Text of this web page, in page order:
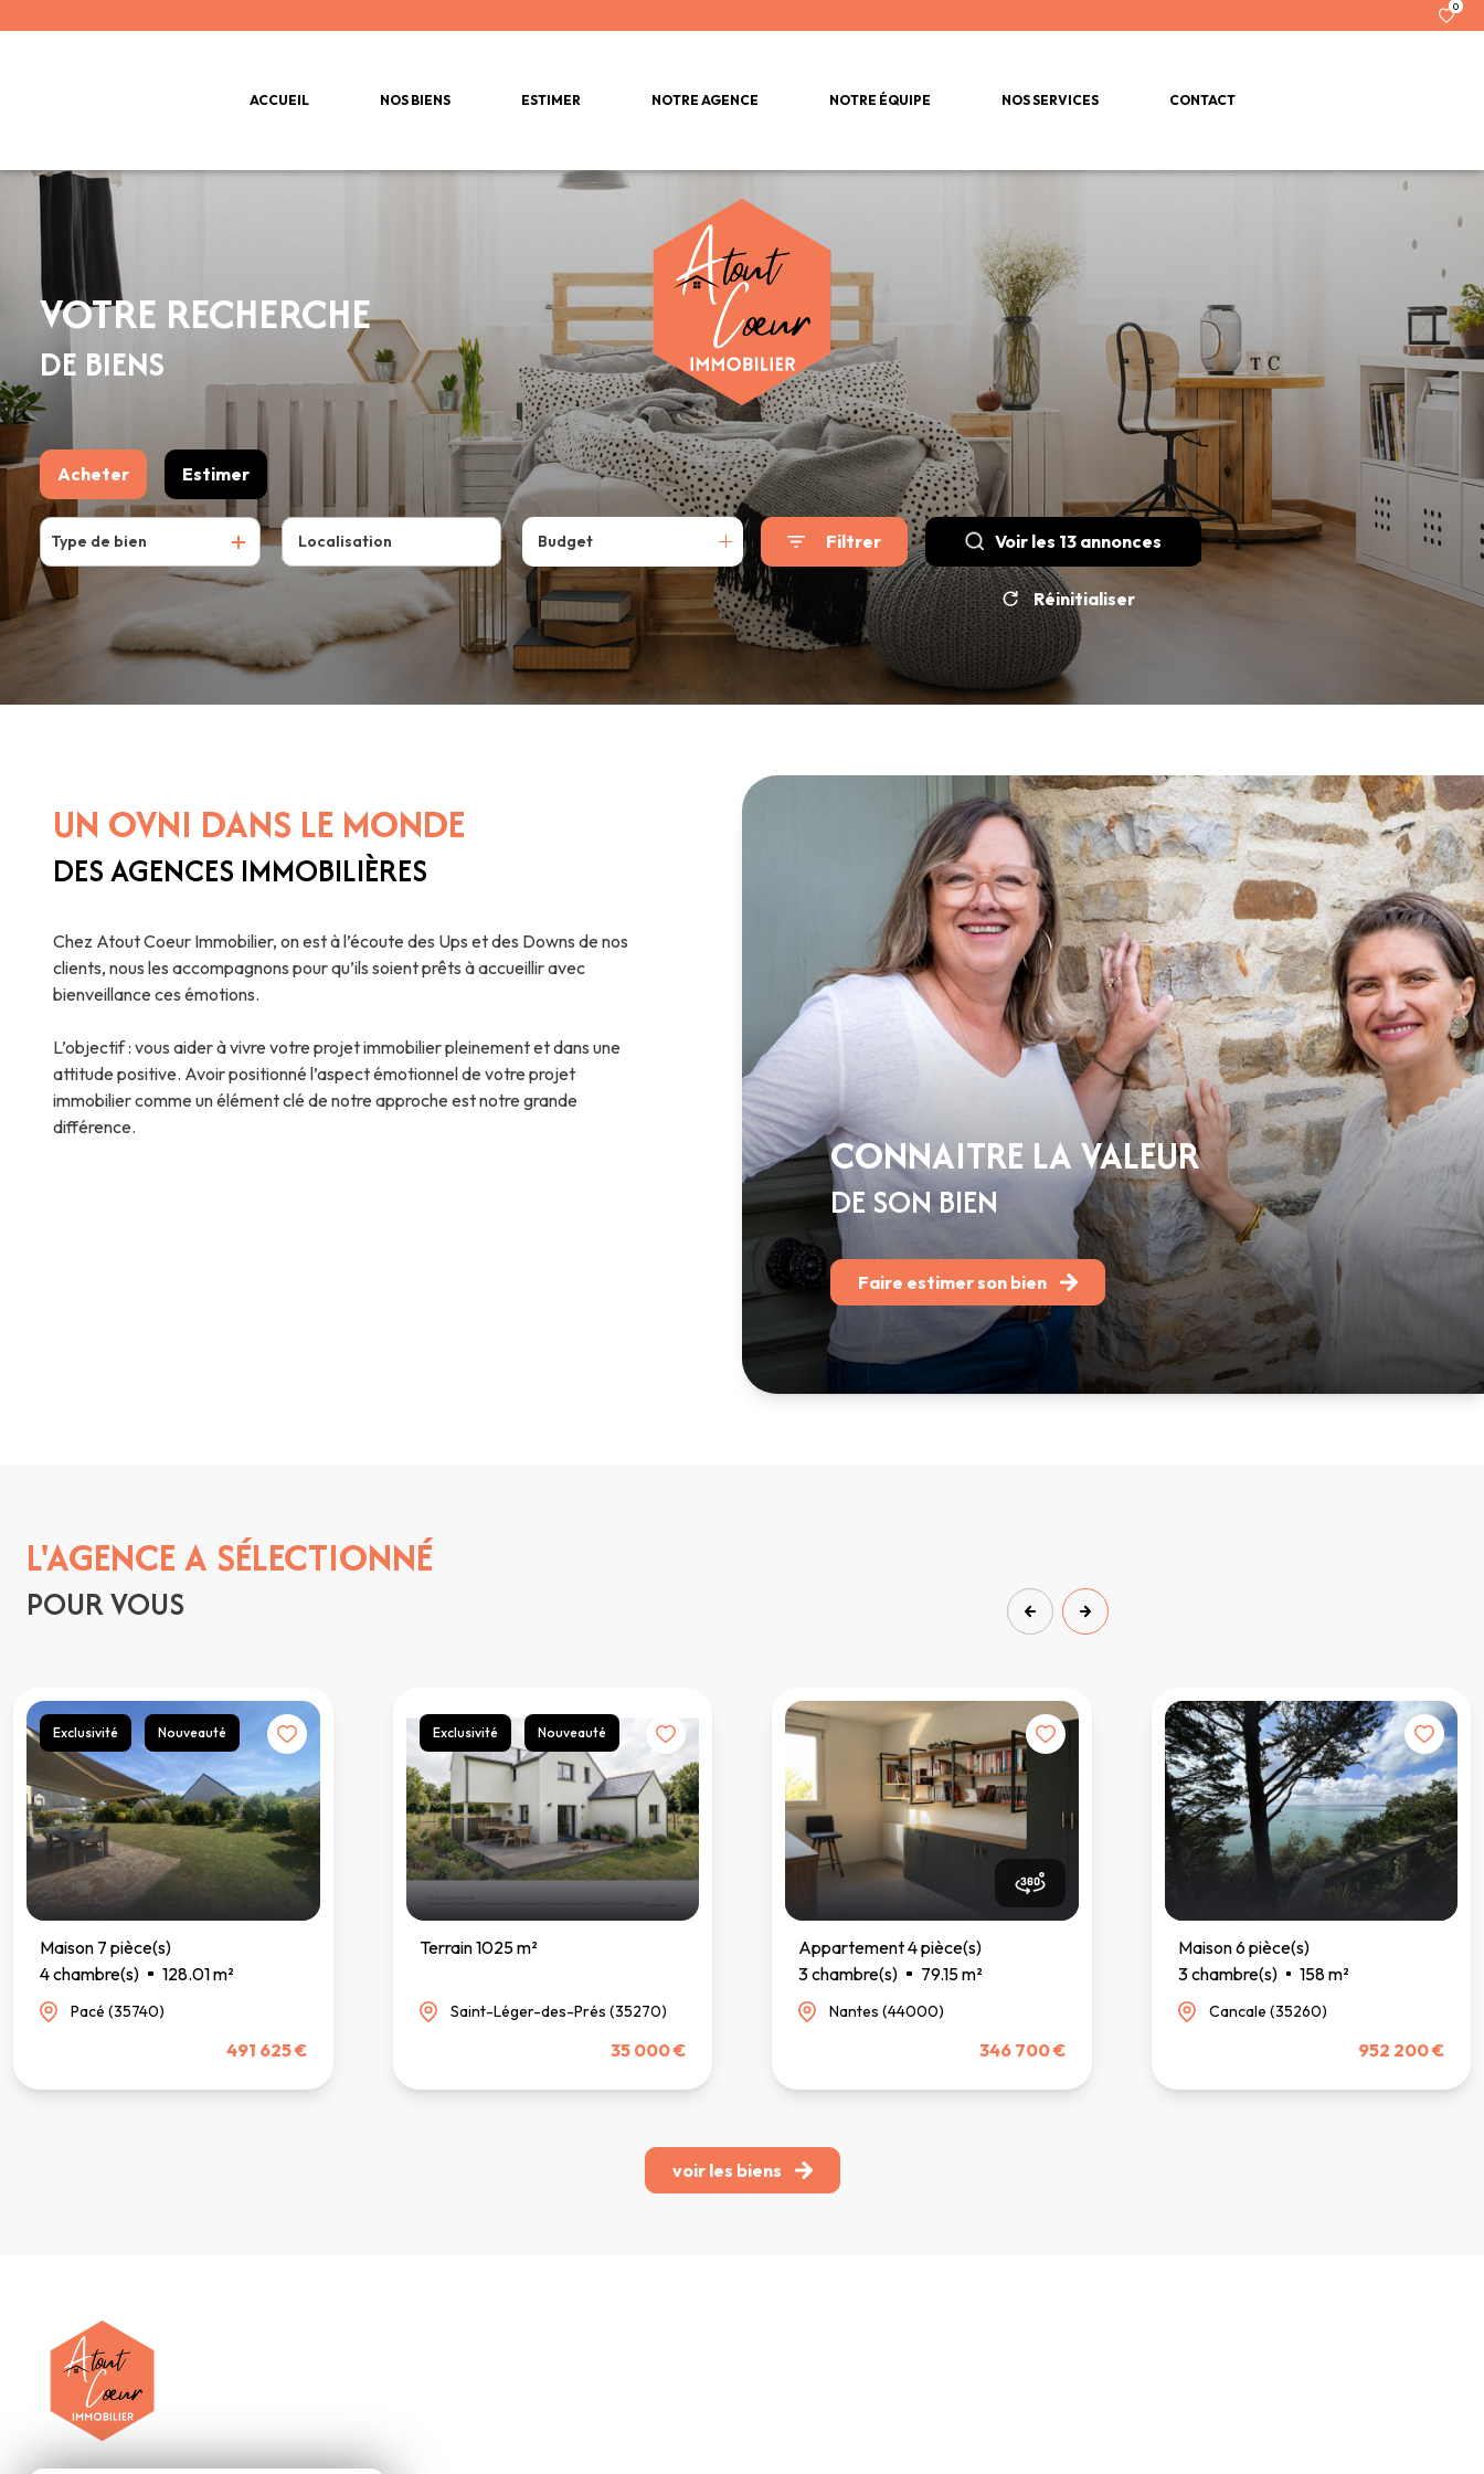
0
ACCUEIL NOS BIENS ESTIMER NOTRE AGENCE NOTRE ÉQUIPE NOS SERVICES CONTACT
VOTRE RECHERCHE
DE BIENS
Acheter
De l'ancien
Estimer
Type de bien Budget Filtrer Voir les 13annonces
Réinitialiser
CONNAITRE LA VALEUR
DE SON BIEN
Faire estimer son bien
UN OVNI DANS LE MONDE
DES AGENCES IMMOBILIÈRES
Chez Atout Coeur Immobilier, on est à l’écoute des Ups et des Downs de nos
clients, nous les accompagnons pour qu’ils soient prêts à accueillir avec
bienveillance ces émotions.
L’objectif : vous aider à vivre votre projet immobilier pleinement et dans une
attitude positive. Avoir positionné l’aspect émotionnel de votre projet
immobilier comme un élément clé de notre approche est notre grande
différence.
L'AGENCE A SÉLECTIONNÉ
POUR VOUS
Exclusivité Nouveauté
Maison 7 pièce(s)
4 chambre(s)
128.01 m²
Pacé (35740)
491 625 €
Exclusivité Nouveauté
Terrain 1025 m²
Saint-Léger-des-Prés (35270)
35 000 €
Appartement 4 pièce(s)
3 chambre(s)
79.15 m²
Nantes (44000)
346 700 €
Maison 6 pièce(s)
3 chambre(s)
158 m²
Cancale (35260)
952 200 €
voir les biens